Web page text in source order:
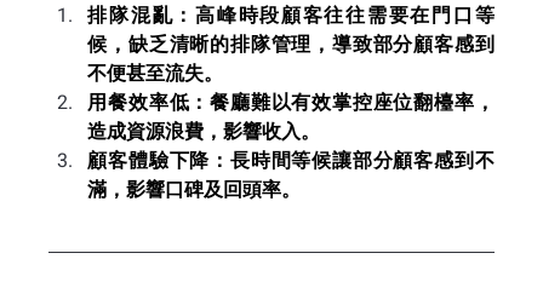
排隊混亂：高峰時段顧客往往需要在門口等
候，缺乏清晰的排隊管理，導致部分顧客感到
不便甚至流失。
用餐效率低：餐廳難以有效掌控座位翻檯率，
造成資源浪費，影響收入。
顧客體驗下降：長時間等候讓部分顧客感到不
滿，影響口碑及回頭率。